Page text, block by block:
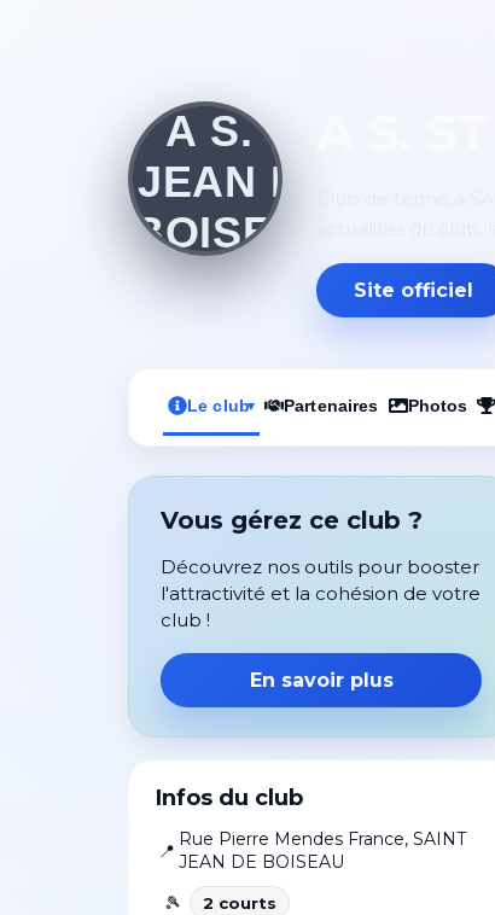
Site officiel
Le club▾ Partenaires Photos
Vous gérez ce club ?
Découvrez nos outils pour booster
l'attractivité et la cohésion de votre
club !
En savoir plus
Infos du club
📍
Rue Pierre Mendes France, SAINT
JEAN DE BOISEAU
🎾
2 courts